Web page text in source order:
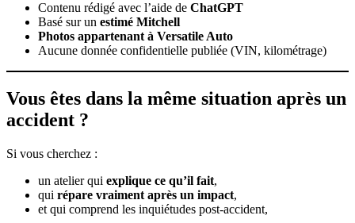
Contenu rédigé avec l’aide de ChatGPT
Basé sur un estimé Mitchell
Photos appartenant à Versatile Auto
Aucune donnée confidentielle publiée (VIN, kilométrage)
Vous êtes dans la même situation après un
accident ?
Si vous cherchez :
un atelier qui explique ce qu’il fait,
qui répare vraiment après un impact,
et qui comprend les inquiétudes post-accident,